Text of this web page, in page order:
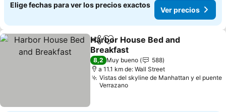
Elige fechas para ver los precios exactos
Ver precios
CompartirAgregar a favoritos
Harbor House Bed and
Breakfast
8,2 Muy bueno
588
a 11.1 km de: Wall Street
Vistas del skyline de Manhattan y el puente
Verrazano